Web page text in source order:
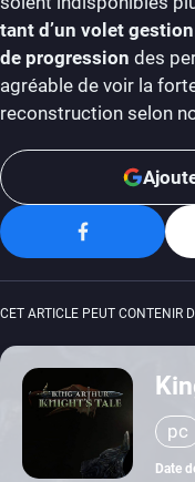
tant d’un volet
de progression des
agréable de voir la
reconstruction selon
CET ARTICLE PEUT CONTENIR
pc
Date